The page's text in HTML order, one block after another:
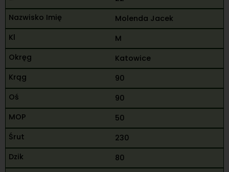
Molenda Jacek
M
Katowice
90
90
50
230
80